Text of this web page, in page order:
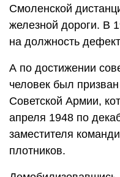
Смоленской
железной дороги. В
на должность
А по достижении
человек был
Советской Армии,
апреля 1948 по
заместителя
плотников.